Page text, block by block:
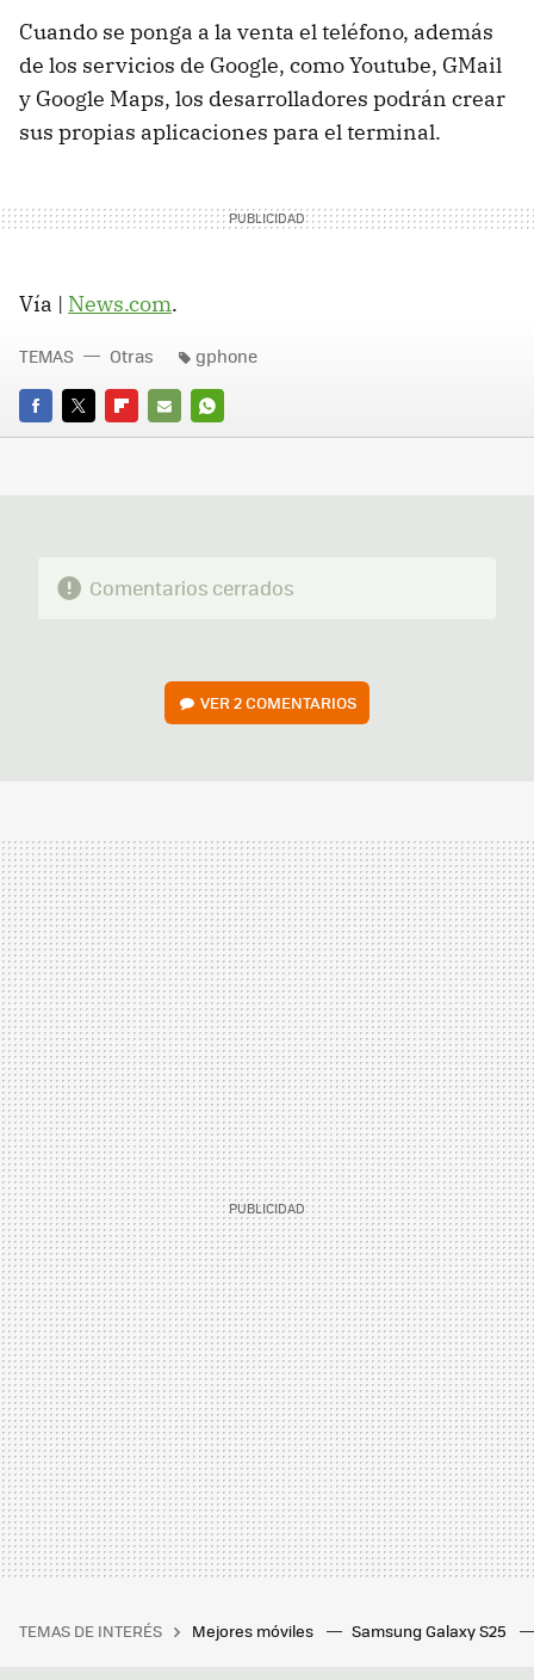
Cuando se ponga a la venta el teléfono, además
de los servicios de Google, como Youtube, GMail
y Google Maps, los desarrolladores podrán crear
sus propias aplicaciones para el terminal.
Vía | News.com.
FACEBOOK
TWITTERFLIPBOARD
E-
WHATSAPP
TEMAS Otras gphone
Comentarios cerrados
VER2 COMENTARIOS
TEMAS DE INTERÉS Mejores móviles Samsung Galaxy S25